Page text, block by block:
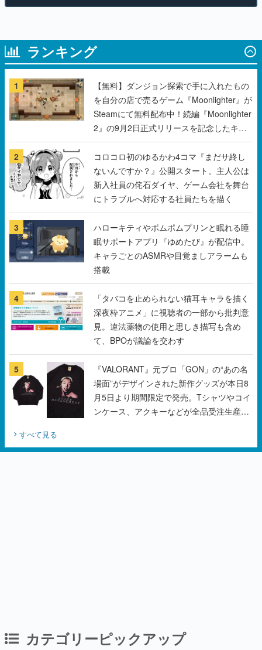
ランキング
1
【無料】ダンジョン探索で手に入れたもの
を自分の店で売るゲーム『Moonlighter』が
Steamにて無料配布中！続編『Moonlighter
2』の9月2日正式リリースを記念したキャ
ンペーン
2
コロコロ初のゆるかわ4コマ『まだサ終し
ないんですか？』公開スタート。主人公は
新入社員の侘石ダイヤ、ゲーム会社を舞台
にトラブルへ対応する社員たちを描く
3
ハローキティやポムポムプリンと眠れる睡
眠サポートアプリ『ゆめたび』が配信中。
キャラごとのASMRや目覚ましアラームも
搭載
4
「タバコを止められない猫耳キャラを描く
深夜枠アニメ」に視聴者の一部から批判意
見。違法薬物の使用と思しき描写も含め
て、BPOが議論を交わす
5
『VALORANT』元プロ「GON」の“あの名
場面”がデザインされた新作グッズが本日8
月5日より期間限定で発売。Tシャツやコイ
ンケース、アクキーなどが全品受注生産で
すべて見る
カテゴリーピックアップ